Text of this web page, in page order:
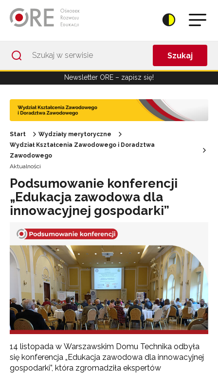
Szukaj
Newsletter ORE – zapisz się!
Start
Wydziały merytoryczne
Wydział Kształcenia Zawodowego i Doradztwa
Zawodowego
Aktualności
Podsumowanie konferencji
„Edukacja zawodowa dla
innowacyjnej gospodarki”
14 listopada w Warszawskim Domu Technika odbyła
się konferencja „Edukacja zawodowa dla innowacyjnej
gospodarki”, która zgromadziła ekspertów